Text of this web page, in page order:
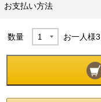
お支払い方法
数量 お一人様3